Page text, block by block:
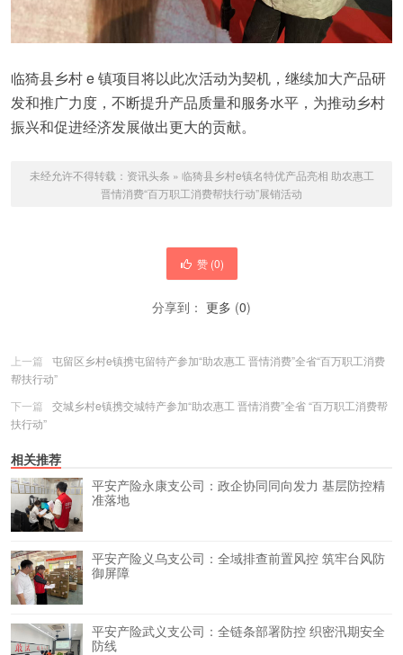
临猗县乡村 e 镇项目将以此次活动为契机，继续加大产品研
发和推广力度，不断提升产品质量和服务水平，为推动乡村
振兴和促进经济发展做出更大的贡献。
未经允许不得转载： 资讯头条 » ​临猗县乡村e镇名特优产品亮相 助农惠工
晋情消费“百万职工消费帮扶行动”展销活动
赞 (0)
分享到： 更多 (0)
上一篇
屯留区乡村e镇携屯留特产参加“助农惠工 晋情消费”全省“百万职工消费
帮扶行动”
下一篇
交城乡村e镇携交城特产参加“助农惠工 晋情消费”全省 “百万职工消费帮
扶行动”
相关推荐
平安产险永康支公司：政企协同同向发力 基层防控精
准落地
平安产险义乌支公司：全域排查前置风控 筑牢台风防
御屏障
平安产险武义支公司：全链条部署防控 织密汛期安全
防线